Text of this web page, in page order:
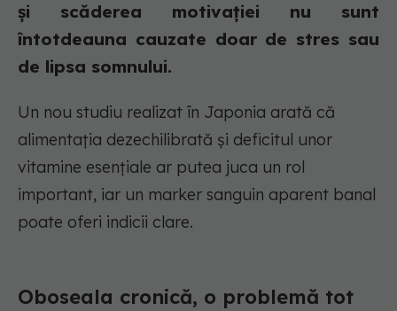
și scăderea motivației nu sunt
întotdeauna cauzate doar de stres sau
de lipsa somnului.
Un nou studiu realizat în Japonia arată că
alimentația dezechilibrată și deficitul unor
vitamine esențiale ar putea juca un rol
important, iar un marker sanguin aparent banal
poate oferi indicii clare.
Oboseala cronică, o problemă tot